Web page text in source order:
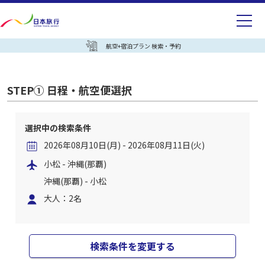
航空+宿泊プラン 検索・予約
STEP① 日程・航空便選択
選択中の検索条件
2026年08月10日(月) - 2026年08月11日(火)
小松 - 沖縄(那覇)
沖縄(那覇) - 小松
大人：2名
検索条件を変更する